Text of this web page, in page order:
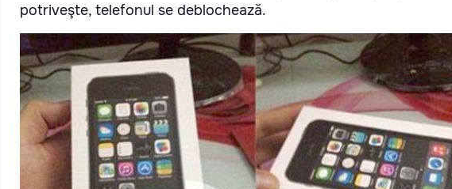
potriveşte, telefonul se deblochează.